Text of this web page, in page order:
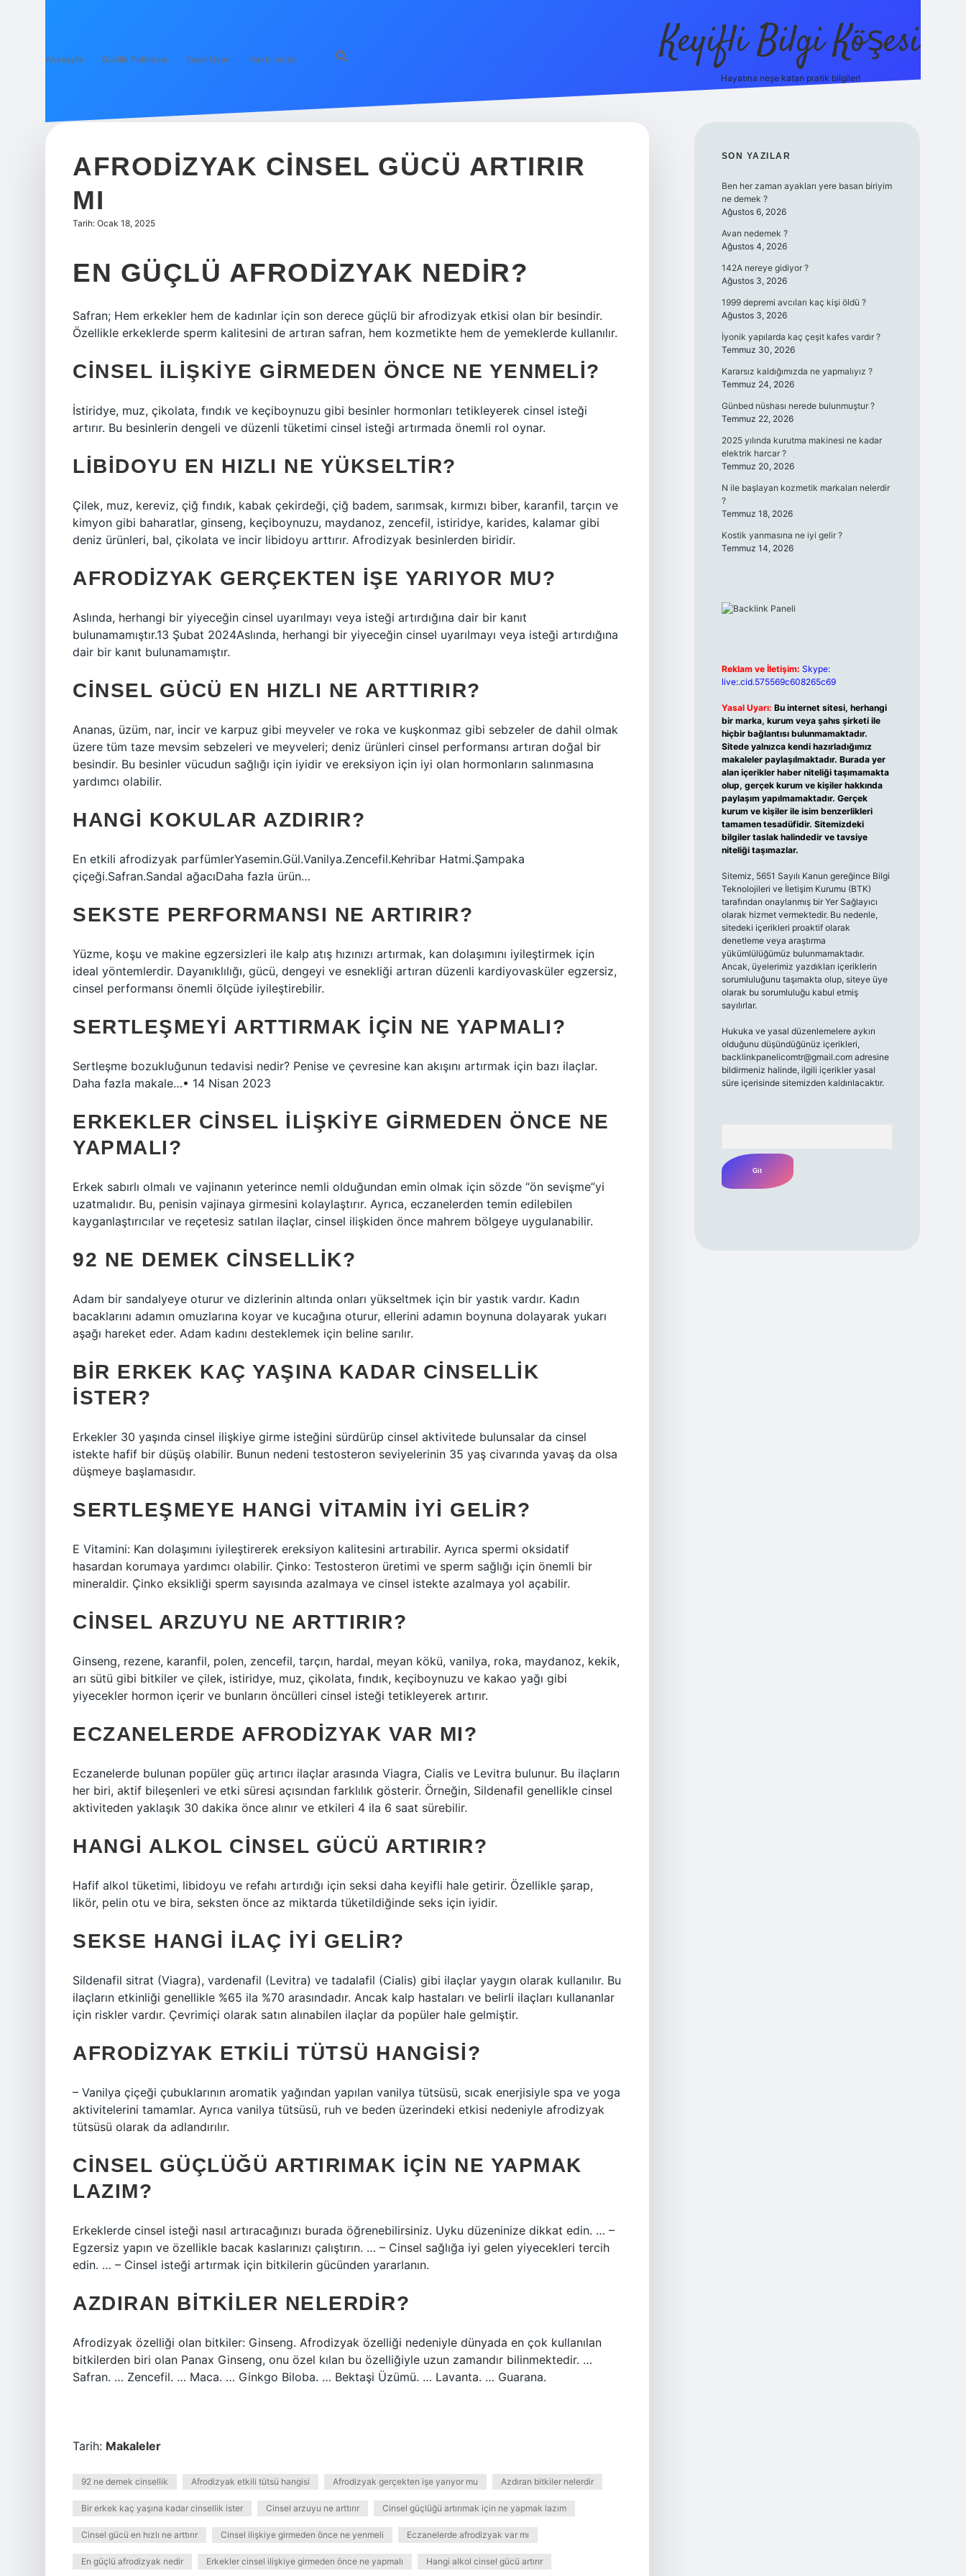
Anasayfa Gizlilik Politikası Yasal Uyarı Hakkımızda Keyifli Bilgi Köşesi
Hayatına neşe katan pratik bilgiler!
AFRODIZYAK CINSEL GÜCÜ ARTIRIR
MI
Tarih: Ocak 18, 2025
EN GÜÇLÜ AFRODIZYAK NEDIR?
Safran; Hem erkekler hem de kadınlar için son derece güçlü bir afrodizyak etkisi olan bir besindir.
Özellikle erkeklerde sperm kalitesini de artıran safran, hem kozmetikte hem de yemeklerde kullanılır.
CINSEL ILIŞKIYE GIRMEDEN ÖNCE NE YENMELI?
İstiridye, muz, çikolata, fındık ve keçiboynuzu gibi besinler hormonları tetikleyerek cinsel isteği
artırır. Bu besinlerin dengeli ve düzenli tüketimi cinsel isteği artırmada önemli rol oynar.
LIBIDOYU EN HIZLI NE YÜKSELTIR?
Çilek, muz, kereviz, çiğ fındık, kabak çekirdeği, çiğ badem, sarımsak, kırmızı biber, karanfil, tarçın ve
kimyon gibi baharatlar, ginseng, keçiboynuzu, maydanoz, zencefil, istiridye, karides, kalamar gibi
deniz ürünleri, bal, çikolata ve incir libidoyu arttırır. Afrodizyak besinlerden biridir.
AFRODIZYAK GERÇEKTEN IŞE YARIYOR MU?
Aslında, herhangi bir yiyeceğin cinsel uyarılmayı veya isteği artırdığına dair bir kanıt
bulunamamıştır.13 Şubat 2024Aslında, herhangi bir yiyeceğin cinsel uyarılmayı veya isteği artırdığına
dair bir kanıt bulunamamıştır.
CINSEL GÜCÜ EN HIZLI NE ARTTIRIR?
Ananas, üzüm, nar, incir ve karpuz gibi meyveler ve roka ve kuşkonmaz gibi sebzeler de dahil olmak
üzere tüm taze mevsim sebzeleri ve meyveleri; deniz ürünleri cinsel performansı artıran doğal bir
besindir. Bu besinler vücudun sağlığı için iyidir ve ereksiyon için iyi olan hormonların salınmasına
yardımcı olabilir.
HANGI KOKULAR AZDIRIR?
En etkili afrodizyak parfümlerYasemin.Gül.Vanilya.Zencefil.Kehribar Hatmi.Şampaka
çiçeği.Safran.Sandal ağacıDaha fazla ürün…
SEKSTE PERFORMANSI NE ARTIRIR?
Yüzme, koşu ve makine egzersizleri ile kalp atış hızınızı artırmak, kan dolaşımını iyileştirmek için
ideal yöntemlerdir. Dayanıklılığı, gücü, dengeyi ve esnekliği artıran düzenli kardiyovasküler egzersiz,
cinsel performansı önemli ölçüde iyileştirebilir.
SERTLEŞMEYI ARTTIRMAK IÇIN NE YAPMALI?
Sertleşme bozukluğunun tedavisi nedir? Penise ve çevresine kan akışını artırmak için bazı ilaçlar.
Daha fazla makale…• 14 Nisan 2023
ERKEKLER CINSEL ILIŞKIYE GIRMEDEN ÖNCE NE
YAPMALI?
Erkek sabırlı olmalı ve vajinanın yeterince nemli olduğundan emin olmak için sözde “ön sevişme”yi
uzatmalıdır. Bu, penisin vajinaya girmesini kolaylaştırır. Ayrıca, eczanelerden temin edilebilen
kayganlaştırıcılar ve reçetesiz satılan ilaçlar, cinsel ilişkiden önce mahrem bölgeye uygulanabilir.
92 NE DEMEK CINSELLIK?
Adam bir sandalyeye oturur ve dizlerinin altında onları yükseltmek için bir yastık vardır. Kadın
bacaklarını adamın omuzlarına koyar ve kucağına oturur, ellerini adamın boynuna dolayarak yukarı
aşağı hareket eder. Adam kadını desteklemek için beline sarılır.
BIR ERKEK KAÇ YAŞINA KADAR CINSELLIK
ISTER?
Erkekler 30 yaşında cinsel ilişkiye girme isteğini sürdürüp cinsel aktivitede bulunsalar da cinsel
istekte hafif bir düşüş olabilir. Bunun nedeni testosteron seviyelerinin 35 yaş civarında yavaş da olsa
düşmeye başlamasıdır.
SERTLEŞMEYE HANGI VITAMIN IYI GELIR?
E Vitamini: Kan dolaşımını iyileştirerek ereksiyon kalitesini artırabilir. Ayrıca spermi oksidatif
hasardan korumaya yardımcı olabilir. Çinko: Testosteron üretimi ve sperm sağlığı için önemli bir
mineraldir. Çinko eksikliği sperm sayısında azalmaya ve cinsel istekte azalmaya yol açabilir.
CINSEL ARZUYU NE ARTTIRIR?
Ginseng, rezene, karanfil, polen, zencefil, tarçın, hardal, meyan kökü, vanilya, roka, maydanoz, kekik,
arı sütü gibi bitkiler ve çilek, istiridye, muz, çikolata, fındık, keçiboynuzu ve kakao yağı gibi
yiyecekler hormon içerir ve bunların öncülleri cinsel isteği tetikleyerek artırır.
ECZANELERDE AFRODIZYAK VAR MI?
Eczanelerde bulunan popüler güç artırıcı ilaçlar arasında Viagra, Cialis ve Levitra bulunur. Bu ilaçların
her biri, aktif bileşenleri ve etki süresi açısından farklılık gösterir. Örneğin, Sildenafil genellikle cinsel
aktiviteden yaklaşık 30 dakika önce alınır ve etkileri 4 ila 6 saat sürebilir.
HANGI ALKOL CINSEL GÜCÜ ARTIRIR?
Hafif alkol tüketimi, libidoyu ve refahı artırdığı için seksi daha keyifli hale getirir. Özellikle şarap,
likör, pelin otu ve bira, seksten önce az miktarda tüketildiğinde seks için iyidir.
SEKSE HANGI ILAÇ IYI GELIR?
Sildenafil sitrat (Viagra), vardenafil (Levitra) ve tadalafil (Cialis) gibi ilaçlar yaygın olarak kullanılır. Bu
ilaçların etkinliği genellikle %65 ila %70 arasındadır. Ancak kalp hastaları ve belirli ilaçları kullananlar
için riskler vardır. Çevrimiçi olarak satın alınabilen ilaçlar da popüler hale gelmiştir.
AFRODIZYAK ETKILI TÜTSÜ HANGISI?
– Vanilya çiçeği çubuklarının aromatik yağından yapılan vanilya tütsüsü, sıcak enerjisiyle spa ve yoga
aktivitelerini tamamlar. Ayrıca vanilya tütsüsü, ruh ve beden üzerindeki etkisi nedeniyle afrodizyak
tütsüsü olarak da adlandırılır.
CINSEL GÜÇLÜĞÜ ARTIRIMAK IÇIN NE YAPMAK
LAZIM?
Erkeklerde cinsel isteği nasıl artıracağınızı burada öğrenebilirsiniz. Uyku düzeninize dikkat edin. … –
Egzersiz yapın ve özellikle bacak kaslarınızı çalıştırın. … – Cinsel sağlığa iyi gelen yiyecekleri tercih
edin. … – Cinsel isteği artırmak için bitkilerin gücünden yararlanın.
AZDIRAN BITKILER NELERDIR?
Afrodizyak özelliği olan bitkiler: Ginseng. Afrodizyak özelliği nedeniyle dünyada en çok kullanılan
bitkilerden biri olan Panax Ginseng, onu özel kılan bu özelliğiyle uzun zamandır bilinmektedir. …
Safran. … Zencefil. … Maca. … Ginkgo Biloba. … Bektaşi Üzümü. … Lavanta. … Guarana.
Tarih: Makaleler
92 ne demek cinsellik Afrodizyak etkili tütsü hangisi Afrodizyak gerçekten işe yarıyor mu Azdıran bitkiler nelerdir
Bir erkek kaç yaşına kadar cinsellik ister Cinsel arzuyu ne arttırır Cinsel güçlüğü artırımak için ne yapmak lazım
Cinsel gücü en hızlı ne arttırır Cinsel ilişkiye girmeden önce ne yenmeli Eczanelerde afrodizyak var mı
En güçlü afrodizyak nedir Erkekler cinsel ilişkiye girmeden önce ne yapmalı Hangi alkol cinsel gücü artırır
SIDEBAR
SON YAZILAR
Ben her zaman ayakları yere basan biriyim
ne demek ?
Ağustos 6, 2026
Avan nedemek ?
Ağustos 4, 2026
142A nereye gidiyor ?
Ağustos 3, 2026
1999 depremi avcıları kaç kişi öldü ?
Ağustos 3, 2026
İyonik yapılarda kaç çeşit kafes vardır ?
Temmuz 30, 2026
Kararsız kaldığımızda ne yapmalıyız ?
Temmuz 24, 2026
Günbed nüshası nerede bulunmuştur ?
Temmuz 22, 2026
2025 yılında kurutma makinesi ne kadar
elektrik harcar ?
Temmuz 20, 2026
N ile başlayan kozmetik markaları nelerdir
?
Temmuz 18, 2026
Kostik yanmasına ne iyi gelir ?
Temmuz 14, 2026
Reklam ve İletişim: Skype:
live:.cid.575569c608265c69
Yasal Uyarı: Bu internet sitesi, herhangi
bir marka, kurum veya şahıs şirketi ile
hiçbir bağlantısı bulunmamaktadır.
Sitede yalnızca kendi hazırladığımız
makaleler paylaşılmaktadır. Burada yer
alan içerikler haber niteliği taşımamakta
olup, gerçek kurum ve kişiler hakkında
paylaşım yapılmamaktadır. Gerçek
kurum ve kişiler ile isim benzerlikleri
tamamen tesadüfidir. Sitemizdeki
bilgiler taslak halindedir ve tavsiye
niteliği taşımazlar.
Sitemiz, 5651 Sayılı Kanun gereğince Bilgi
Teknolojileri ve İletişim Kurumu (BTK)
tarafından onaylanmış bir Yer Sağlayıcı
olarak hizmet vermektedir. Bu nedenle,
sitedeki içerikleri proaktif olarak
denetleme veya araştırma
yükümlülüğümüz bulunmamaktadır.
Ancak, üyelerimiz yazdıkları içeriklerin
sorumluluğunu taşımakta olup, siteye üye
olarak bu sorumluluğu kabul etmiş
sayılırlar.
Hukuka ve yasal düzenlemelere aykırı
olduğunu düşündüğünüz içerikleri,
backlinkpanelicomtr@gmail.comadresine
bildirmeniz halinde, ilgili içerikler yasal
süre içerisinde sitemizden kaldırılacaktır.